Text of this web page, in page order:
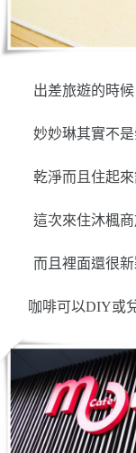
出差旅遊的時
妙妙琳其實不
乾淨而且住起
這次來住沐楓
而且裡面還很
咖啡可以DIY或